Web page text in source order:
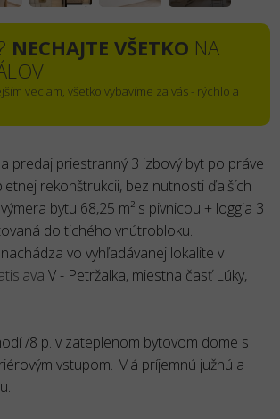
NECHAJTE VŠETKO NA
veciam, všetko vybavíme za vás - rýchlo a
predaj priestranný 3 izbový byt po práve
rekonštrukcii, bez nutnosti ďalších
bytu 68,25 m² s pivnicou + loggia 3
do tichého vnútrobloku.
vo vyhľadávanej lokalite v
V - Petržalka, miestna časť Lúky,
/8 p. v zateplenom bytovom dome s
vstupom. Má príjemnú južnú a